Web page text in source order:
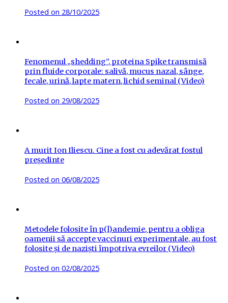
Posted on 28/10/2025
Fenomenul „shedding”, proteina Spike transmisă
prin fluide corporale: salivă, mucus nazal, sânge,
fecale, urină, lapte matern, lichid seminal (Video)
Posted on 29/08/2025
A murit Ion Iliescu. Cine a fost cu adevărat fostul
președinte
Posted on 06/08/2025
Metodele folosite în p(l)andemie, pentru a obliga
oamenii să accepte vaccinuri experimentale, au fost
folosite și de naziști împotriva evreilor (Video)
Posted on 02/08/2025